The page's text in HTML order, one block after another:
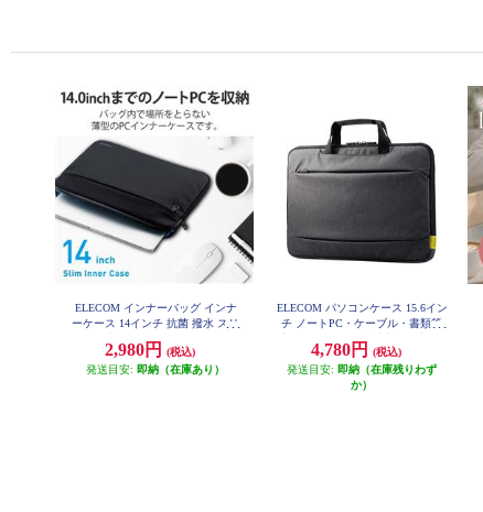
ELECOM インナーバッグ インナ
ーケース 14インチ 抗菌 撥水 スリ
2,980円
(税込)
発送目安: 即納（在庫あり）
ELECOM パソコンケース 15.6イン
チ ノートPC・ケーブル・書類等
ク BM-IBCH15NBK
4,780円
(税込)
発送目安: 即納（在庫残りわず
か）